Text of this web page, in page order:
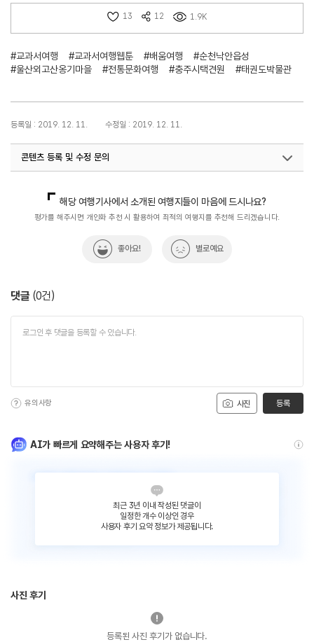
13 12 1.9K
#교과서여행 #교과서여행웹툰 #배움여행
#순천낙안읍성
#울산외고산옹기마을
#전통문화여행 #충주시택견원 #태권도박물관
등록일 : 2019. 12. 11. 수정일 : 2019. 12. 11.
콘텐츠 등록 및 수정 문의
해당 여행기사에서 소개된 여행지들이 마음에 드시나요?
평가를 해주시면 개인화 추천 시 활용하여 최적의 여행지를 추천해 드리겠습니다.
좋아요! 별로예요
댓글 (0건)
사진
유의사항 등록
AI가 빠르게 요약해주는 사용자 후기!
최근 3년 이내 작성된 댓글이
일정한 개수 이상인 경우
사용자 후기 요약 정보가 제공됩니다.
사진 후기
등록된 사진 후기가 없습니다.